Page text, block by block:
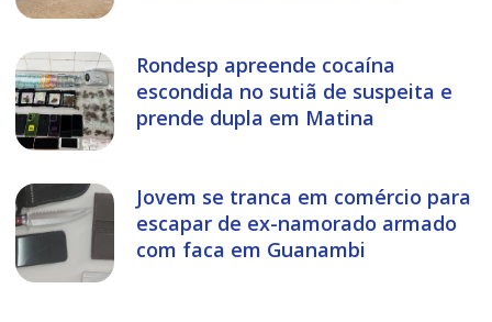
Rondesp apreende cocaína
escondida no sutiã de suspeita e
prende dupla em Matina
Jovem se tranca em comércio para
escapar de ex-namorado armado
com faca em Guanambi